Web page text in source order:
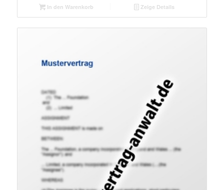
In den Warenkorb Zeige Details